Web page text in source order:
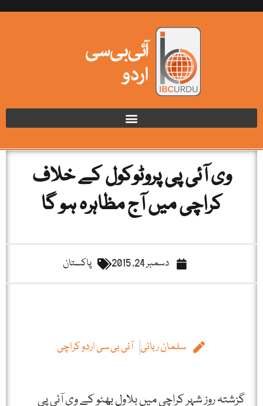
وی آئی پی پروٹوکول کے خلاف
کراچی میں آج مظاہرہ ہو گا
دسمبر 24, 2015 پاکستان
سلمان ربانی آئی بی سی اردو کراچی
گزشتہ روز شہر کراچی میں بلاول بھٹو کے وی آئی پی